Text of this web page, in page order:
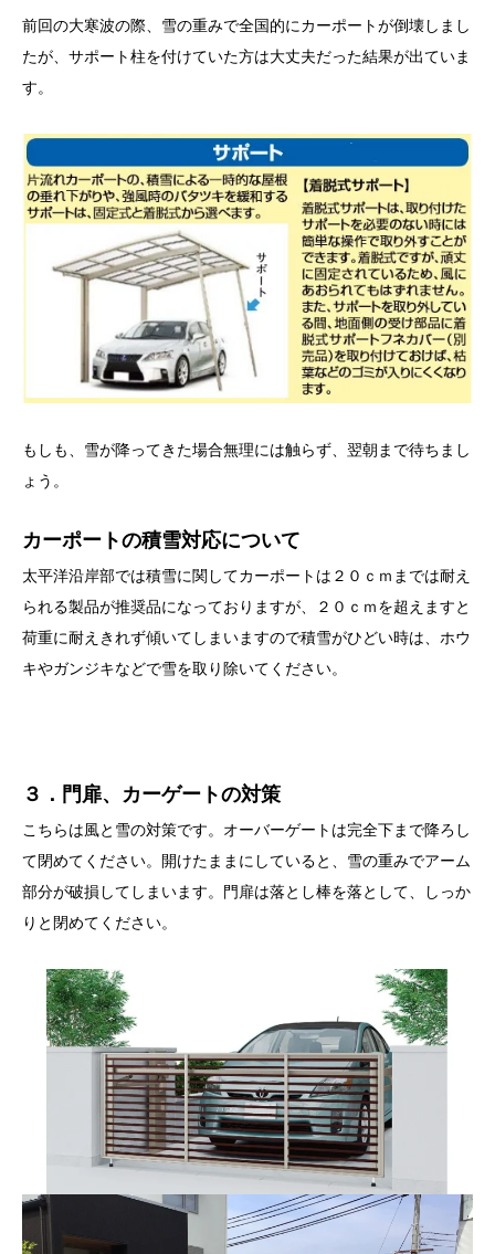
前回の大寒波の際、雪の重みで全国的にカーポートが倒壊しまし
たが、サポート柱を付けていた方は大丈夫だった結果が出ていま
す。
もしも、雪が降ってきた場合無理には触らず、翌朝まで待ちまし
ょう。
カーポートの積雪対応について
太平洋沿岸部では積雪に関してカーポートは２０ｃｍまでは耐え
られる製品が推奨品になっておりますが、２０ｃｍを超えますと
荷重に耐えきれず傾いてしまいますので積雪がひどい時は、ホウ
キやガンジキなどで雪を取り除いてください。
３．門扉、カーゲートの対策
こちらは風と雪の対策です。オーバーゲートは完全下まで降ろし
て閉めてください。開けたままにしていると、雪の重みでアーム
部分が破損してしまいます。門扉は落とし棒を落として、しっか
りと閉めてください。